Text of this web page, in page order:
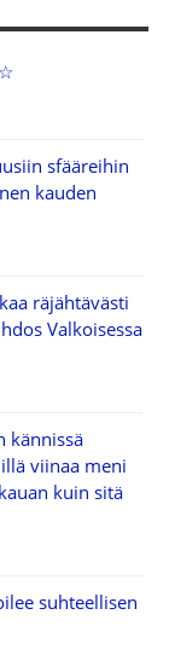
sfääreihin
kauden
räjähtävästi
Valkoisessa
kännissä
viinaa meni
kuin sitä
suhteellisen